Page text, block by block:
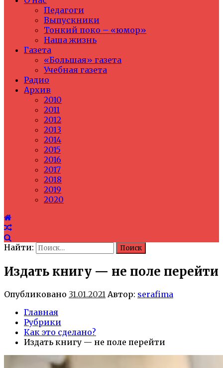
Педагоги
Выпускники
Тонкий поко – «юмор»
Наша жизнь
Газета
«Большая» газета
Учебная газета
Радио
Архив
2010
2011
2012
2013
2014
2015
2016
2017
2018
2019
2020
Найти:
Издать книгу — не поле перейти
Опубликовано 31.01.2021 Автор: serafima
Главная
Рубрики
Как это сделано?
Издать книгу — не поле перейти